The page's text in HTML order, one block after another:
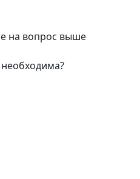
на вопрос выше